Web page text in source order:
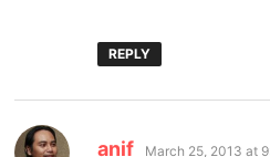
REPLY
anif says:
March 25, 2013 at